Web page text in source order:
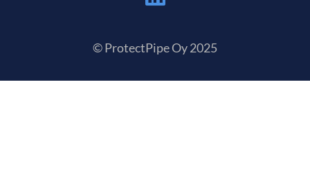
© ProtectPipe Oy 2025